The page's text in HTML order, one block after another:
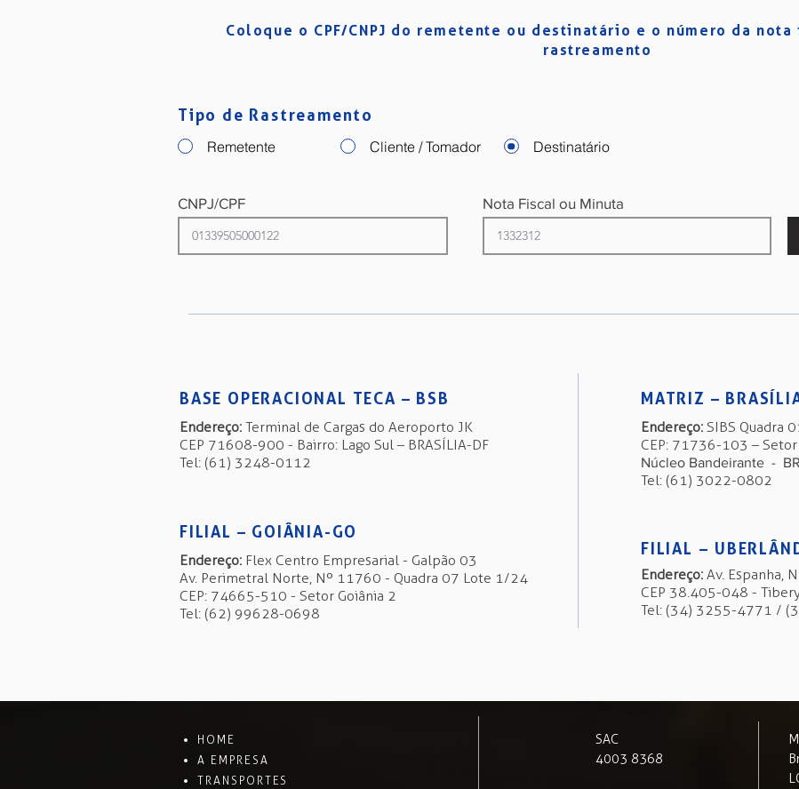
Coloque o CPF/CNPJ do remetente ou destinatário e o número da
rastreamento
Tipo de Rastreamento
Remetente Cliente / Tomador Destinatário
CNPJ/CPF
Nota Fiscal ou Minuta
BASE OPERACIONAL TECA – BSB
Endereço: Terminal de Cargas do Aeroporto JK
CEP 71608-900 - Bairro: Lago Sul – BRASÍLIA-DF
Tel: (61) 3248-0112
MATRIZ –
Endereço: SIBS Quadra
CEP: 71736-103 –
Núcleo Bandeirante -
Tel: (61) 3022-0802
FILIAL – GOIÂNIA-GO
Endereço: Flex Centro Empresarial - Galpão 03
Av. Perimetral Norte, Nº 11760 - Quadra 07 Lote 1/24
CEP: 74665-510 - Setor Goiânia 2
Tel: (62) 99628-0698
FILIAL –
Endereço: Av. Espanha,
CEP 38.405-048 -
Tel: (34) 3255-4771 /
HOME
A EMPRESA
TRANSPORTES
SAC
4003 8368